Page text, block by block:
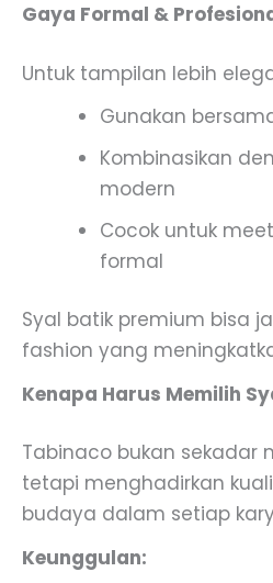
Gaya Formal &
Untuk tampilan lebih
Gunakan
Kombinasikan
modern
Cocok untuk
formal
Syal batik premium bisa
fashion yang
Kenapa Harus Memilih
Tabinaco bukan sekadar
tetapi menghadirkan
budaya dalam setiap
Keunggulan: